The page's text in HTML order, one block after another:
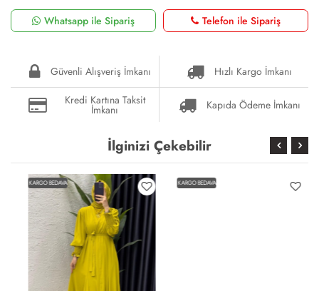
Whatsapp ile Sipariş
Telefon ile Sipariş
Güvenli Alışveriş İmkanı
Hızlı Kargo İmkanı
Kredi Kartına Taksit
İmkanı Kapıda Ödeme İmkanı
İlginizi Çekebilir
KARGO BEDAVA KARGO BEDAVA